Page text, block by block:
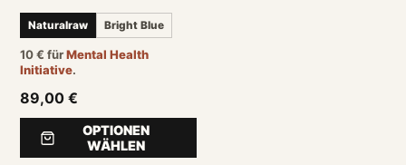
Naturalraw Bright Blue
10€für Mental Health
Initiative.
89,00 €
OPTIONEN
WÄHLEN